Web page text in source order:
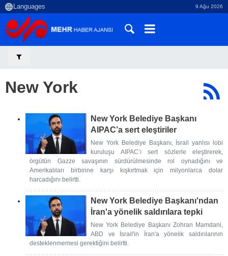
9 Ağu 2026
New York
New York Belediye Başkanı
AIPAC’a sert eleştiriler
New York Belediye Başkanı, İsrail yanlısı lobi
kuruluşu AIPAC’ı sert sözlerle eleştirerek,
örgütün Gazze savaşının sürdürülmesinde rol oynadığını ve
Amerikalıları birbirine karşı kışkırtmak için milyonlarca dolar
harcadığını belirtti.
New York Belediye Başkanı'ndan
İran'a yönelik saldırılara tepki
New York Belediye Başkanı Zohran Mamdani,
ABD ve İsrail'in İran'a yönelik saldırılarının
desteklenmemesi gerektiğini belirtti.